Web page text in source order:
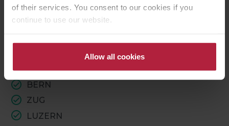
of their services. You consent to our cookies if you
continue to use our website.
Allow all cookies
ZURICH
LAUSANNE
BERN
ZUG
LUZERN